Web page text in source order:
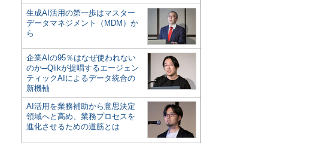
生成AI活用の第一歩はマスター
データマネジメント（MDM）か
ら
企業AIの95％はなぜ使われない
のか─Qlikが提唱するエージェン
ティックAIによるデータ統合の
新機軸
AI活用を業務補助から意思決定
領域へと高め、業務プロセスを
進化させるための道筋とは